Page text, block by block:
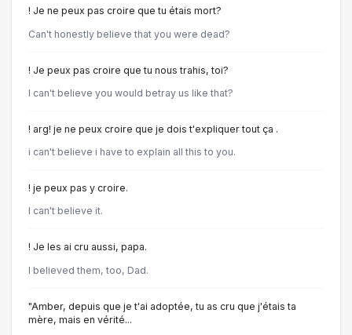
! Je ne peux pas croire que tu étais mort?
Can't honestly believe that you were dead?
! Je peux pas croire que tu nous trahis, toi?
I can't believe you would betray us like that?
! arg! je ne peux croire que je dois t'expliquer tout ça .
i can't believe i have to explain all this to you.
! je peux pas y croire.
I can't believe it.
! Je les ai cru aussi, papa.
I believed them, too, Dad.
"Amber, depuis que je t'ai adoptée, tu as cru que j'étais ta
mère, mais en vérité...